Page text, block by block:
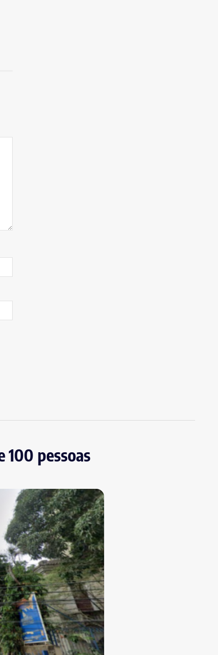
100 pessoas